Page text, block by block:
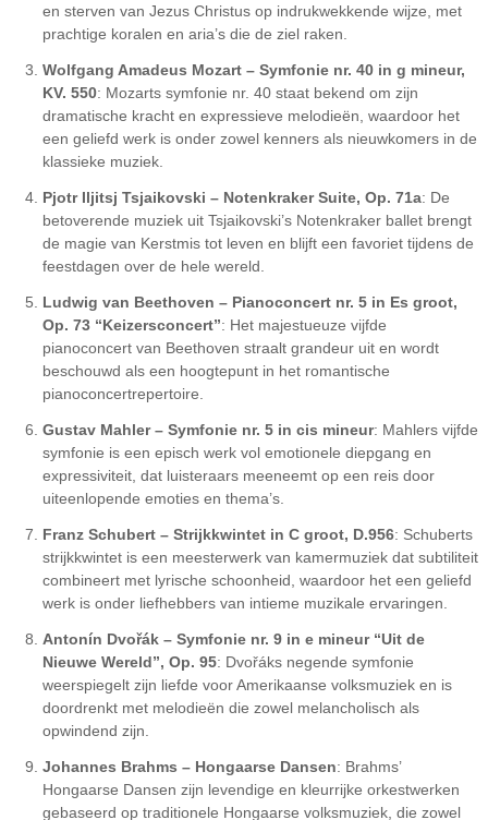
en sterven van Jezus Christus op indrukwekkende wijze, met
prachtige koralen en aria’s die de ziel raken.
Wolfgang Amadeus Mozart – Symfonie nr. 40 in g mineur,
KV. 550: Mozarts symfonie nr. 40 staat bekend om zijn
dramatische kracht en expressieve melodieën, waardoor het
een geliefd werk is onder zowel kenners als nieuwkomers in de
klassieke muziek.
Pjotr Iljitsj Tsjaikovski – Notenkraker Suite, Op. 71a: De
betoverende muziek uit Tsjaikovski’s Notenkraker ballet brengt
de magie van Kerstmis tot leven en blijft een favoriet tijdens de
feestdagen over de hele wereld.
Ludwig van Beethoven – Pianoconcert nr. 5 in Es groot,
Op. 73 “Keizersconcert”: Het majestueuze vijfde
pianoconcert van Beethoven straalt grandeur uit en wordt
beschouwd als een hoogtepunt in het romantische
pianoconcertrepertoire.
Gustav Mahler – Symfonie nr. 5 in cis mineur: Mahlers vijfde
symfonie is een episch werk vol emotionele diepgang en
expressiviteit, dat luisteraars meeneemt op een reis door
uiteenlopende emoties en thema’s.
Franz Schubert – Strijkkwintet in C groot, D.956: Schuberts
strijkkwintet is een meesterwerk van kamermuziek dat subtiliteit
combineert met lyrische schoonheid, waardoor het een geliefd
werk is onder liefhebbers van intieme muzikale ervaringen.
Antonín Dvořák – Symfonie nr. 9 in e mineur “Uit de
Nieuwe Wereld”, Op. 95: Dvořáks negende symfonie
weerspiegelt zijn liefde voor Amerikaanse volksmuziek en is
doordrenkt met melodieën die zowel melancholisch als
opwindend zijn.
Johannes Brahms – Hongaarse Dansen: Brahms’
Hongaarse Dansen zijn levendige en kleurrijke orkestwerken
gebaseerd op traditionele Hongaarse volksmuziek, die zowel